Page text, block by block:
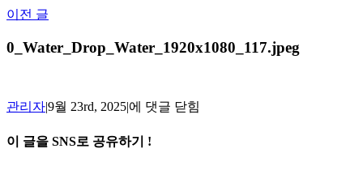
Skip
content
이전 글
0_Water_Drop_Water_1920x1080_117.jpeg
관리자|9월 23rd, 2025|0_Water_Drop_Water_1920x1080_117.jpeg
에 댓글 닫힘
이 글을 SNS로 공유하기 !